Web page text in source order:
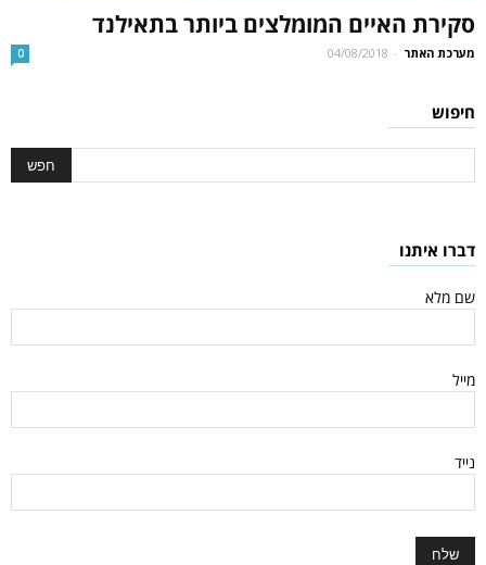
סקירת האיים המומלצים ביותר בתאילנד
מערכת האתר -
04/08/2018
0
חיפוש
דברו איתנו
שם מלא
מייל
נייד